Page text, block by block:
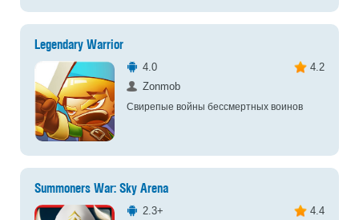
Legendary Warrior
4.0
4.2
Zonmob
Свирепые войны бессмертных воинов
Summoners War: Sky Arena
2.3+
4.4